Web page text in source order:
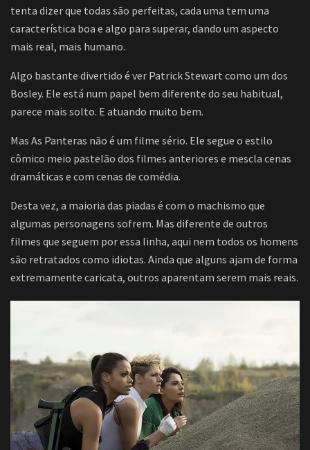
tenta dizer que todas são perfeitas, cada uma tem uma
característica boa e algo para superar, dando um aspecto
mais real, mais humano.
Algo bastante divertido é ver Patrick Stewart como um dos
Bosley. Ele está num papel bem diferente do seu habitual,
parece mais solto. E atuando muito bem.
Mas As Panteras não é um filme sério. Ele segue o estilo
cômico meio pastelão dos filmes anteriores e mescla cenas
dramáticas e com cenas de comédia.
Desta vez, a maioria das piadas é com o machismo que
algumas personagens sofrem. Mas diferente de outros
filmes que seguem por essa linha, aqui nem todos os homens
são retratados como idiotas. Ainda que alguns ajam de forma
extremamente caricata, outros aparentam serem mais reais.